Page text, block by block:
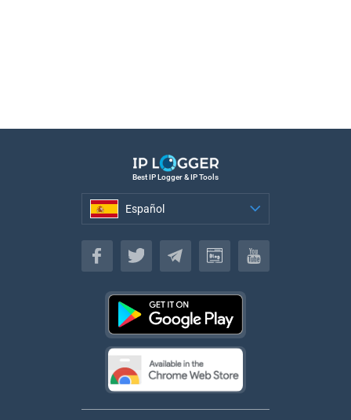
Best IP Logger & IP Tools
Español
Español